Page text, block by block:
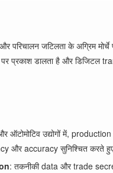
परिचालन जटिलता के अग्रिम
प्रकाश डालता है और
ऑटोमोटिव उद्योगों में,
accuracy सुनिश्चित करते हुए
: तकनीकी data और trade